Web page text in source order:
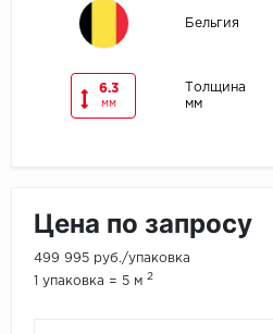
Бельгия
6.3
мм
Толщина
мм
Цена по запросу
499 995 руб./упаковка
1 упаковка = 5 м 2